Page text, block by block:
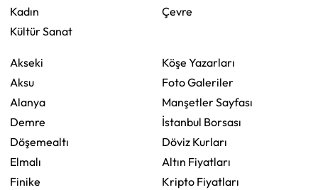
Kadın
Kültür Sanat
Çevre
Akseki
Aksu
Alanya
Demre
Döşemealtı
Elmalı
Finike
Köşe Yazarları
Foto Galeriler
Manşetler Sayfası
İstanbul Borsası
Döviz Kurları
Altın Fiyatları
Kripto Fiyatları